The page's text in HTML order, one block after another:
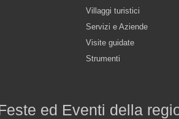
Villaggi turistici
Servizi e Aziende
Visite guidate
Strumenti
ed Eventi della